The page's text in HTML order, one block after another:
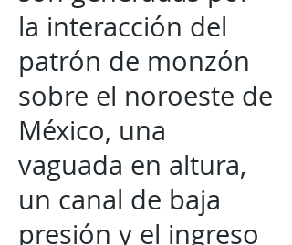
la interacción del
patrón de monzón
sobre el noroeste de
México, una
vaguada en altura,
un canal de baja
presión y el ingreso